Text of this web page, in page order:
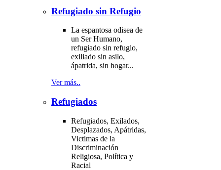
Refugiado sin Refugio
La espantosa odisea de
un Ser Humano,
refugiado sin refugio,
exiliado sin asilo,
ápatrida, sin hogar...
Ver más..
Refugiados
Refugiados, Exilados,
Desplazados, Apátridas,
Victimas de la
Discriminación
Religiosa, Política y
Racial